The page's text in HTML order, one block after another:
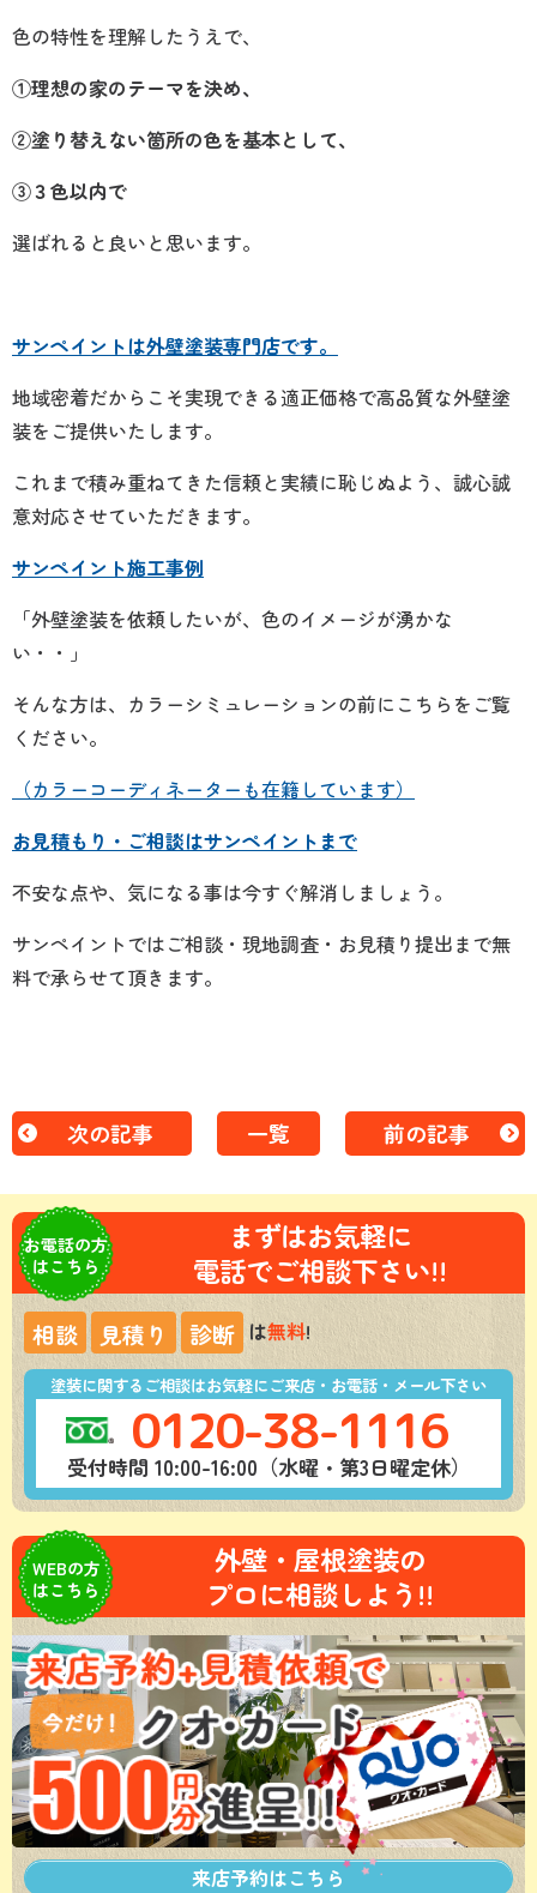
色の特性を理解したうえで、
①理想の家のテーマを決め、
②塗り替えない箇所の色を基本として、
③３色以内で
選ばれると良いと思います。
サンペイントは外壁塗装専門店です。
地域密着だからこそ実現できる適正価格で高品質な外壁塗
装をご提供いたします。
これまで積み重ねてきた信頼と実績に恥じぬよう、誠心誠
意対応させていただきます。
サンペイント施工事例
「外壁塗装を依頼したいが、色のイメージが湧かな
い・・」
そんな方は、カラーシミュレーションの前にこちらをご覧
ください。
（カラーコーディネーターも在籍しています）
お見積もり・ご相談はサンペイントまで
不安な点や、気になる事は今すぐ解消しましょう。
サンペイントではご相談・現地調査・お見積り提出まで無
料で承らせて頂きます。
次の記事 一覧 前の記事
お電話の方
はこちら
まずはお気軽に
電話でご相談下さい!!
相談 見積り 診断 は無料!
塗装に関するご相談はお気軽にご来店・お電話・メール下さい
0120-38-1116
受付時間 10:00-16:00（水曜・第3日曜定休）
WEBの方
はこちら
外壁・屋根塗装の
プロに相談しよう!!
来店予約はこちら